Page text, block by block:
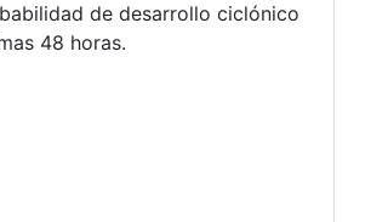
de desarrollo ciclónico
48 horas.